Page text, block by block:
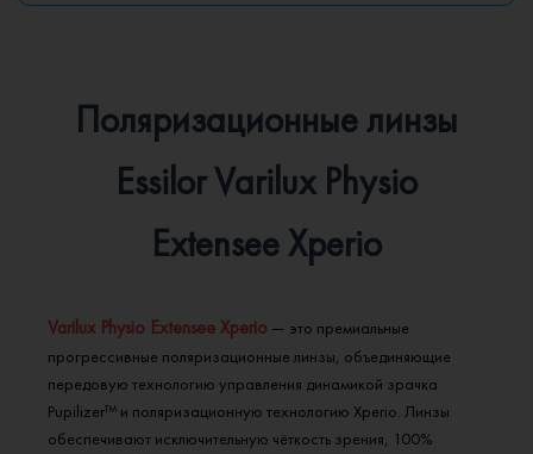
Поляризационные линзы
Essilor Varilux Physio
Extensee Xperio
Varilux Physio Extensee Xperio — это премиальные
прогрессивные поляризационные линзы, объединяющие
передовую технологию управления динамикой зрачка
Pupilizer™ и поляризационную технологию Xperio. Линзы
обеспечивают исключительную чёткость зрения, 100%